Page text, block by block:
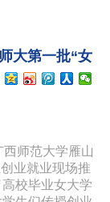
大第一批“女
师范大学雁山
业就业现场推
校毕业女大学